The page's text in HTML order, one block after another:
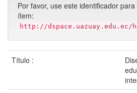
Por favor, use este identificador
ítem:
http://dspace.uazuay.edu.ec/
Título :